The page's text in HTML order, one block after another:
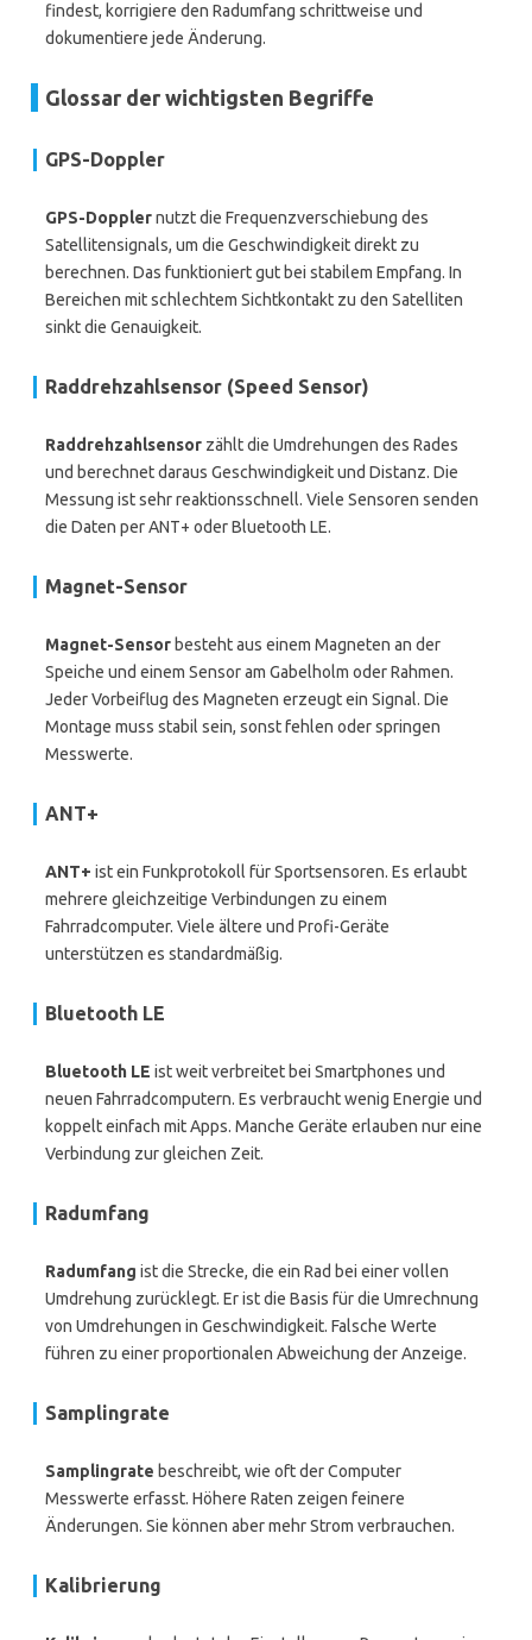
findest, korrigiere den Radumfang schrittweise und
dokumentiere jede Änderung.
Glossar der wichtigsten Begriffe
GPS-Doppler
GPS-Dopplernutzt die Frequenzverschiebung des
Satellitensignals, um die Geschwindigkeit direkt zu
berechnen. Das funktioniert gut bei stabilem Empfang. In
Bereichen mit schlechtem Sichtkontakt zu den Satelliten
sinkt die Genauigkeit.
Raddrehzahlsensor (Speed Sensor)
Raddrehzahlsensor zählt die Umdrehungen des Rades
und berechnet daraus Geschwindigkeit und Distanz. Die
Messung ist sehr reaktionsschnell. Viele Sensoren senden
die Daten per ANT+ oder Bluetooth LE.
Magnet-Sensor
Magnet-Sensor besteht aus einem Magneten an der
Speiche und einem Sensor am Gabelholm oder Rahmen.
Jeder Vorbeiflug des Magneten erzeugt ein Signal. Die
Montage muss stabil sein, sonst fehlen oder springen
Messwerte.
ANT+
ANT+ ist ein Funkprotokoll für Sportsensoren. Es erlaubt
mehrere gleichzeitige Verbindungen zu einem
Fahrradcomputer. Viele ältere und Profi-Geräte
unterstützen es standardmäßig.
Bluetooth LE
Bluetooth LE ist weit verbreitet bei Smartphones und
neuen Fahrradcomputern. Es verbraucht wenig Energie und
koppelt einfach mit Apps. Manche Geräte erlauben nur eine
Verbindung zur gleichen Zeit.
Radumfang
Radumfang ist die Strecke, die ein Rad bei einer vollen
Umdrehung zurücklegt. Er ist die Basis für die Umrechnung
von Umdrehungen in Geschwindigkeit. Falsche Werte
führen zu einer proportionalen Abweichung der Anzeige.
Samplingrate
Samplingrate beschreibt, wie oft der Computer
Messwerte erfasst. Höhere Raten zeigen feinere
Änderungen. Sie können aber mehr Strom verbrauchen.
Kalibrierung